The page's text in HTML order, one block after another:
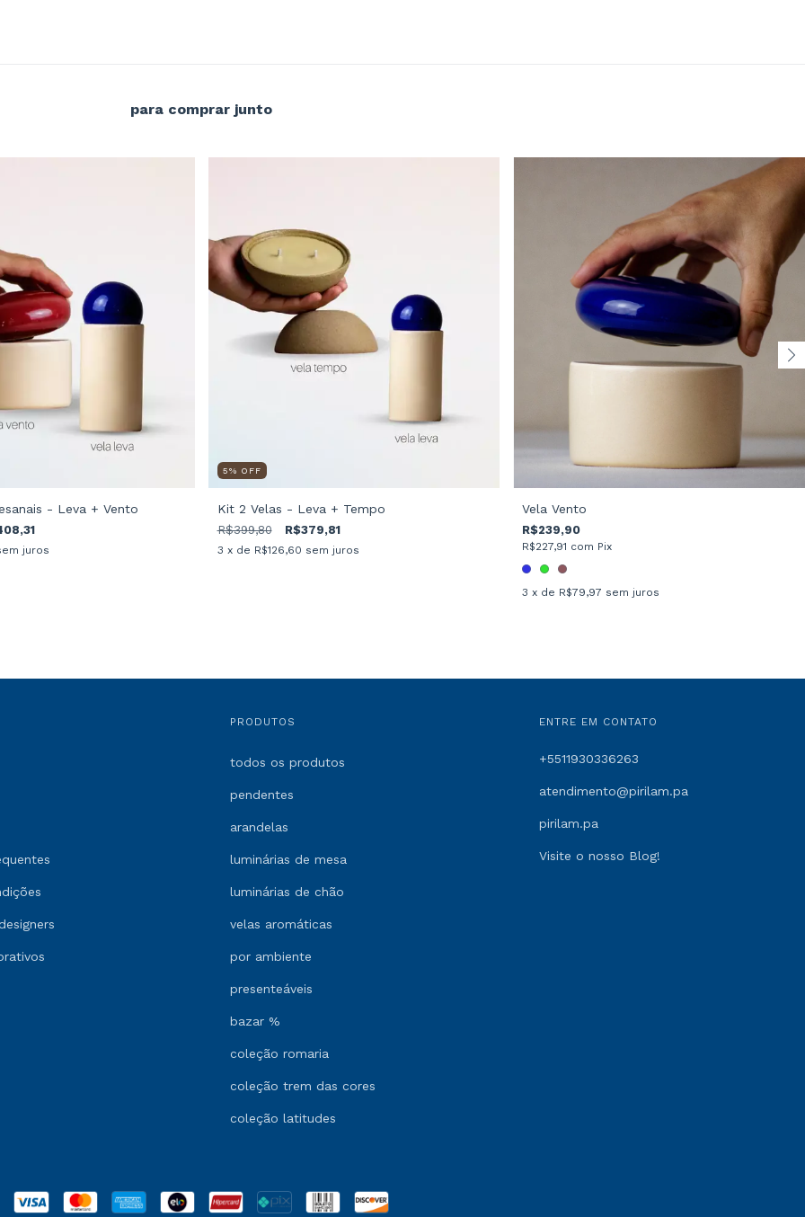
para comprar junto
- Leva + Vento
juros
5% OFF
Kit 2 Velas - Leva + Tempo
R$399,80 R$379,81
3 x de R$126,60 sem juros
Vela Vento
R$239,90
R$227,91 com Pix
3 x de R$79,97 sem juros
PRODUTOS
todos os produtos
pendentes
arandelas
luminárias de mesa
luminárias de chão
velas aromáticas
por ambiente
presenteáveis
bazar %
coleção romaria
coleção trem das cores
coleção latitudes
ENTRE EM CONTATO
+5511930336263
atendimento@pirilam.pa
pirilam.pa
Visite o nosso Blog!